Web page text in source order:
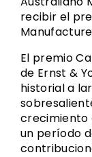
recibir el
El premio
de Ernst &
historial a
crecimiento
un período